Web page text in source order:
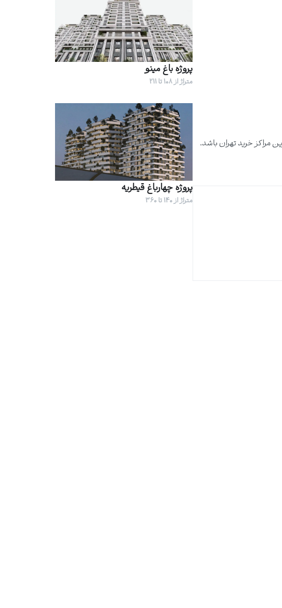
مراکز خرید تهران باشد.
پروژه باغ مینو
متراژ از 108 تا 211
پروژه چهارباغ قیطریه
متراژ از 140 تا 360